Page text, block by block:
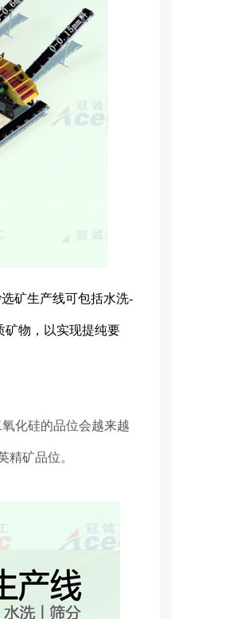
矿生产线可包括水洗-
矿物，以实现提纯要
化硅的品位会越来越
精矿品位。